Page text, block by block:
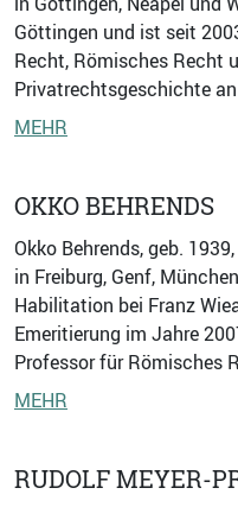
Göttingen und ist seit
Recht, Römisches Recht
Privatrechtsgeschichte
MEHR
OKKO BEHRENDS
Okko Behrends, geb.
in Freiburg, Genf,
Habilitation bei Franz
Emeritierung im Jahre
Professor für Römisches
MEHR
RUDOLF MEYER-